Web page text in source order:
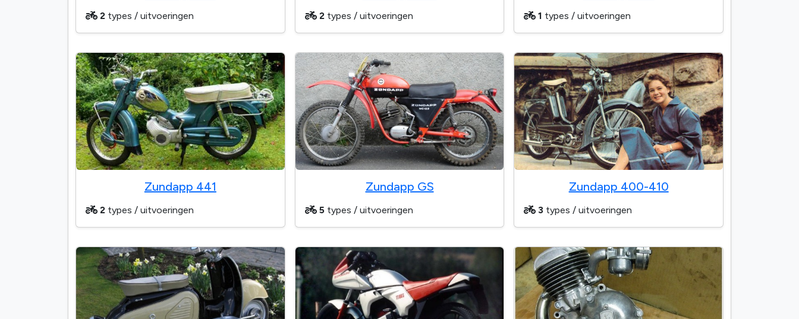
2 types / uitvoeringen 2types / uitvoeringen 1 types / uitvoeringen
Zundapp 441
2 types / uitvoeringen
Zundapp GS
5types / uitvoeringen
Zundapp 400-410
3 types / uitvoeringen